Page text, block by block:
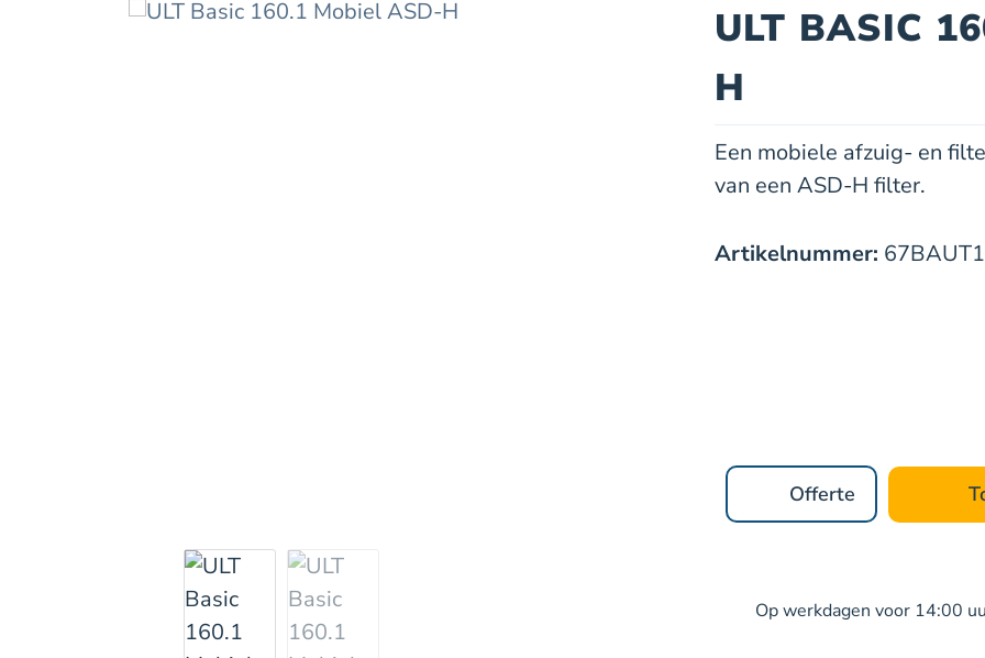
ULT BASIC
H
Artikelnummer:
Een mobiele afzuig- en
van een ASD-H filter.
Offerte
Op werkdagen voor 14:00